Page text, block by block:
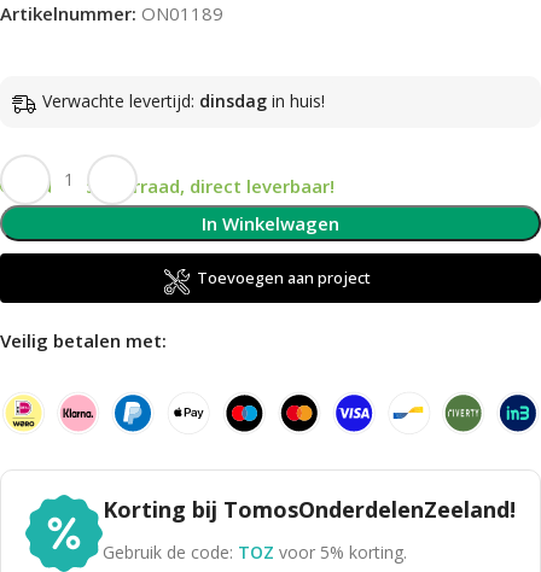
Artikelnummer: ON01189
Verwachte levertijd: dinsdag in huis!
Op voorraad, direct leverbaar!
In Winkelwagen
Toevoegen aan project
Veilig betalen met:
Korting bij TomosOnderdelenZeeland!
Gebruik de code: TOZ voor 5% korting.